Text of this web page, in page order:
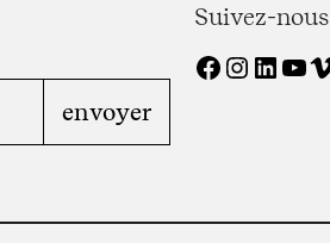
Suivez-nous
Facebook Instagram LinkedIn YouTube Vimeo